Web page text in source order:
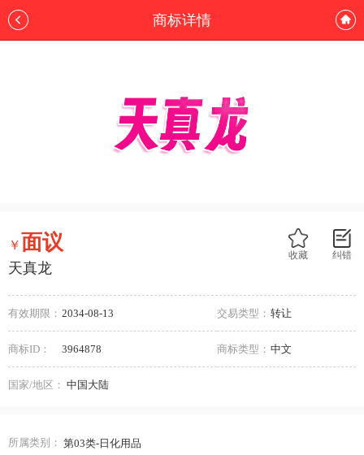
商标详情
纠错
收藏
￥面议
天真龙
有效期限： 2034-08-13 交易类型： 转让
商标ID： 3964878 商标类型： 中文
国家/地区： 中国大陆
所属类别： 第03类-日化用品